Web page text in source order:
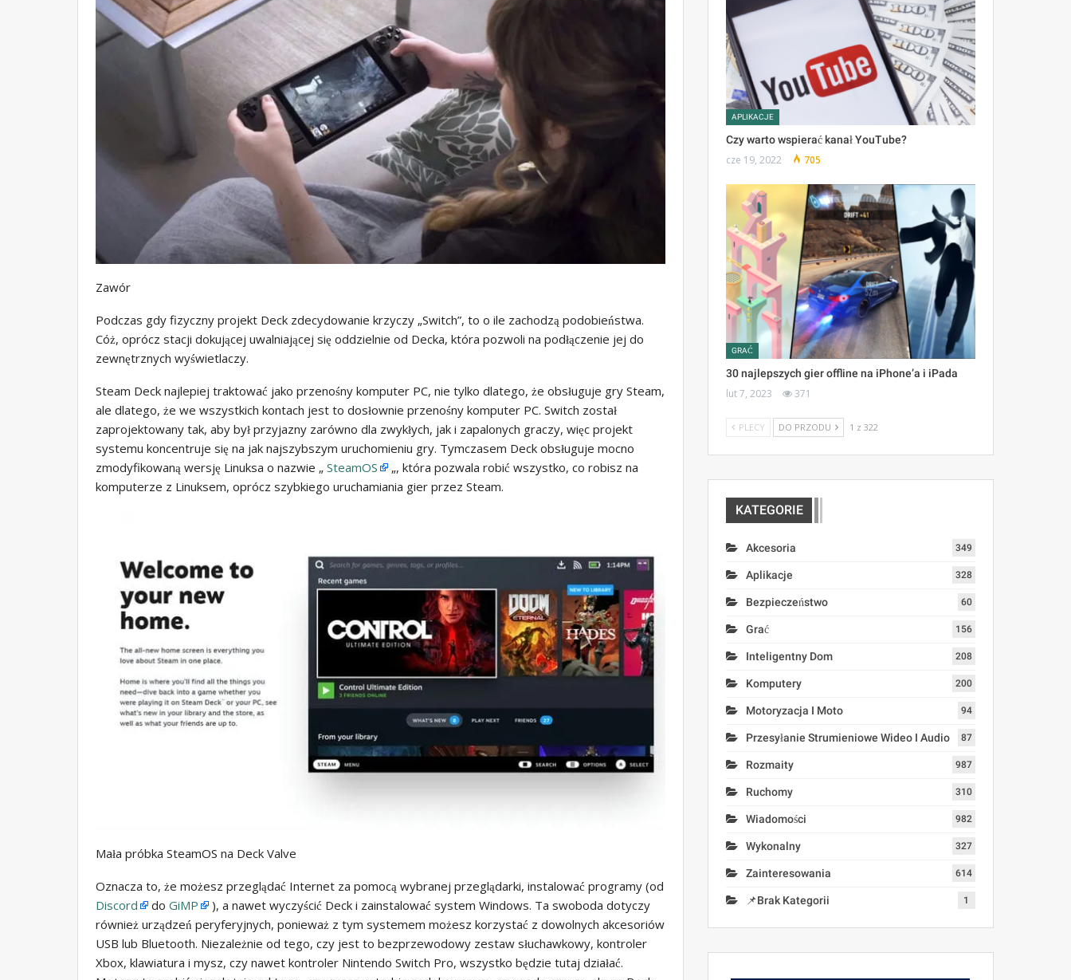
Zawór
Podczas gdy fizyczny projekt Deck zdecydowanie krzyczy „Switch”, to o ile zachodzą podobieństwa.
Cóż, oprócz stacji dokującej uwalniającej się oddzielnie od Decka, która pozwoli na podłączenie jej do
zewnętrznych wyświetlaczy.
Steam Deck najlepiej traktować jako przenośny komputer PC, nie tylko dlatego, że obsługuje gry Steam,
ale dlatego, że we wszystkich kontach jest to dosłownie przenośny komputer PC. Switch został
zaprojektowany tak, aby był przyjazny zarówno dla zwykłych, jak i zapalonych graczy, więc projekt
systemu koncentruje się na jak najszybszym uruchomieniu gry. Tymczasem Deck obsługuje mocno
zmodyfikowaną wersję Linuksa o nazwie „ SteamOS
„, która pozwala robić wszystko, co robisz na
komputerze z Linuksem, oprócz szybkiego uruchamiania gier przez Steam.
Mała próbka SteamOS na Deck Valve
Oznacza to, że możesz przeglądać Internet za pomocą wybranej przeglądarki, instalować programy (od
Discord
do GiMP
), a nawet wyczyścić Deck i zainstalować system Windows. Ta swoboda dotyczy
również urządzeń peryferyjnych, ponieważ z tym systemem możesz korzystać z dowolnych akcesoriów
USB lub Bluetooth. Niezależnie od tego, czy jest to bezprzewodowy zestaw słuchawkowy, kontroler
Xbox, klawiatura i mysz, czy nawet kontroler Nintendo Switch Pro, wszystko będzie tutaj działać.
APLIKACJE
Czy warto wspierać kanał YouTube?
cze 19, 2022 705
GRAĆ
30 najlepszych gier offline na iPhone’a i iPada
lut 7, 2023 371
PLECY DO PRZODU 1 z 322
KATEGORIE
Akcesoria 349
Aplikacje 328
Bezpieczeństwo 60
Grać 156
Inteligentny Dom 208
Komputery 200
Motoryzacja I Moto 94
Przesyłanie Strumieniowe Wideo I Audio 87
Rozmaity 987
Ruchomy 310
Wiadomości 982
Wykonalny 327
Zainteresowania 614
📌Brak Kategorii 1